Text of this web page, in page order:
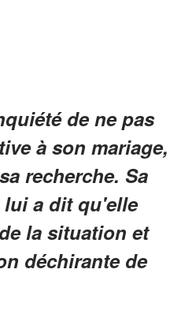
de ne pas
à son mariage,
recherche. Sa
a dit qu'elle
la situation et
déchirante de